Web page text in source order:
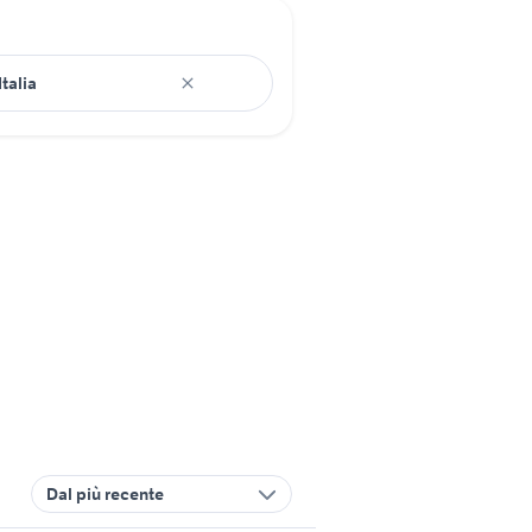
Dal più recente